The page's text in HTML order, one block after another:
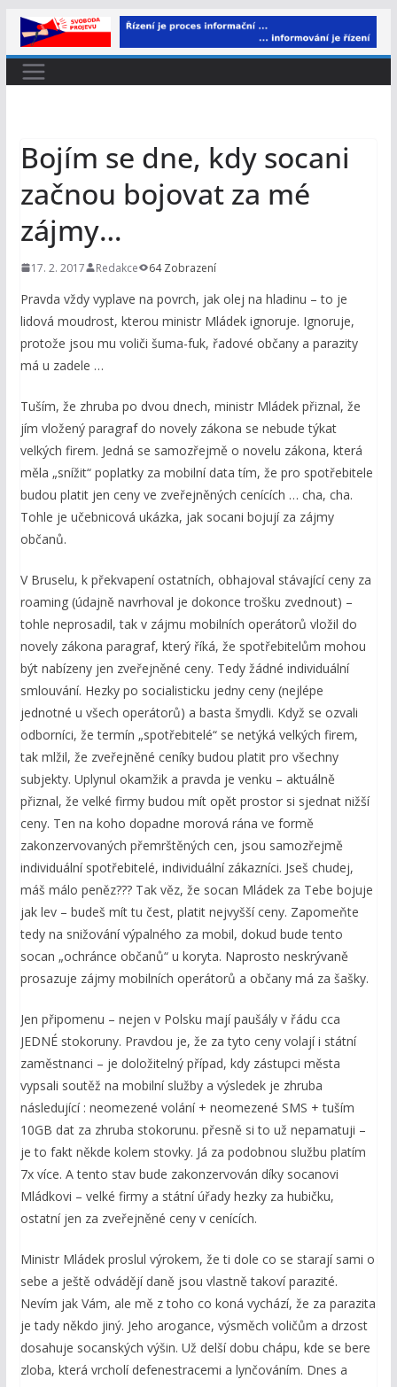
Přeskočit
na
obsah
Bojím se dne, kdy socani
začnou bojovat za mé
zájmy…
17. 2. 2017 Redakce 64 Zobrazení
Pravda vždy vyplave na povrch, jak olej na hladinu – to je
lidová moudrost, kterou ministr Mládek ignoruje. Ignoruje,
protože jsou mu voliči šuma-fuk, řadové občany a parazity
má u zadele …
Tuším, že zhruba po dvou dnech, ministr Mládek přiznal, že
jím vložený paragraf do novely zákona se nebude týkat
velkých firem. Jedná se samozřejmě o novelu zákona, která
měla „snížit“ poplatky za mobilní data tím, že pro spotřebitele
budou platit jen ceny ve zveřejněných cenících … cha, cha.
Tohle je učebnicová ukázka, jak socani bojují za zájmy
občanů.
V Bruselu, k překvapení ostatních, obhajoval stávající ceny za
roaming (údajně navrhoval je dokonce trošku zvednout) –
tohle neprosadil, tak v zájmu mobilních operátorů vložil do
novely zákona paragraf, který říká, že spotřebitelům mohou
být nabízeny jen zveřejněné ceny. Tedy žádné individuální
smlouvání. Hezky po socialisticku jedny ceny (nejlépe
jednotné u všech operátorů) a basta šmydli. Když se ozvali
odborníci, že termín „spotřebitelé“ se netýká velkých firem,
tak mlžil, že zveřejněné ceníky budou platit pro všechny
subjekty. Uplynul okamžik a pravda je venku – aktuálně
přiznal, že velké firmy budou mít opět prostor si sjednat nižší
ceny. Ten na koho dopadne morová rána ve formě
zakonzervovaných přemrštěných cen, jsou samozřejmě
individuální spotřebitelé, individuální zákazníci. Jseš chudej,
máš málo peněz??? Tak věz, že socan Mládek za Tebe bojuje
jak lev – budeš mít tu čest, platit nejvyšší ceny. Zapomeňte
tedy na snižování výpalného za mobil, dokud bude tento
socan „ochránce občanů“ u koryta. Naprosto neskrývaně
prosazuje zájmy mobilních operátorů a občany má za šašky.
Jen připomenu – nejen v Polsku mají paušály v řádu cca
JEDNÉ stokoruny. Pravdou je, že za tyto ceny volají i státní
zaměstnanci – je doložitelný případ, kdy zástupci města
vypsali soutěž na mobilní služby a výsledek je zhruba
následující : neomezené volání + neomezené SMS + tuším
10GB dat za zhruba stokorunu. přesně si to už nepamatuji –
je to fakt někde kolem stovky. Já za podobnou službu platím
7x více. A tento stav bude zakonzervován díky socanovi
Mládkovi – velké firmy a státní úřady hezky za hubičku,
ostatní jen za zveřejněné ceny v cenících.
Ministr Mládek proslul výrokem, že ti dole co se starají sami o
sebe a ještě odvádějí daně jsou vlastně takoví parazité.
Nevím jak Vám, ale mě z toho co koná vychází, že za parazita
je tady někdo jiný. Jeho arogance, výsměch voličům a drzost
dosahuje socanských výšin. Už delší dobu chápu, kde se bere
zloba, která vrcholí defenestracemi a lynčováním. Dnes a